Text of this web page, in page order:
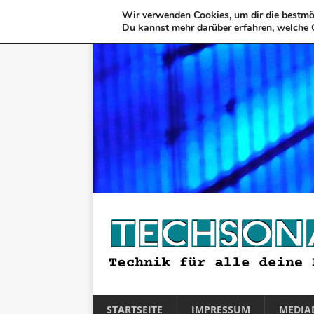
STARTSEITE IMPRESSUM
Wir verwenden Cookies, um dir die
Du kannst mehr darüber erfahren,